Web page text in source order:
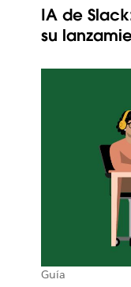
IA de
su
Guía